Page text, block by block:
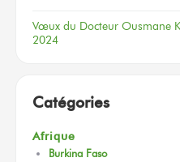
Vœux du Docteur Ousmane
2024
Catégories
Afrique
Burkina Faso